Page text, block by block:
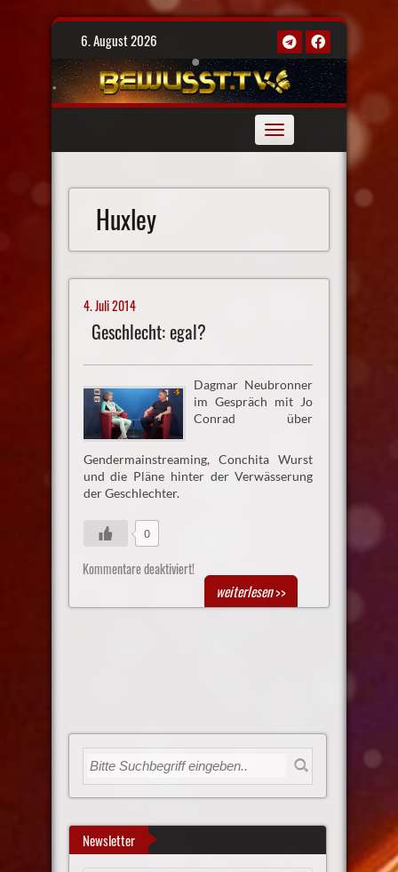
Skip
6. August 2026
Toggle
navigation
Huxley
4. Juli 2014
Geschlecht: egal?
Dagmar Neubronner
im Gespräch mit Jo
Conrad über
Gendermainstreaming, Conchita Wurst
und die Pläne hinter der Verwässerung
der Geschlechter.
0
Kommentare deaktiviert!
weiterlesen>>
Newsletter